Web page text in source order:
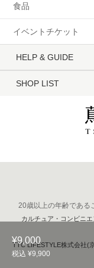
¥9,000
税込 ¥9,900
食品
イベントチケット
HELP & GUIDE
SHOP LIST
20歳以上の年齢である
カルチュア・コンビニ
TTC LIFESTYLE株式会社